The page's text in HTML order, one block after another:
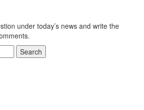
under today’s news and write the